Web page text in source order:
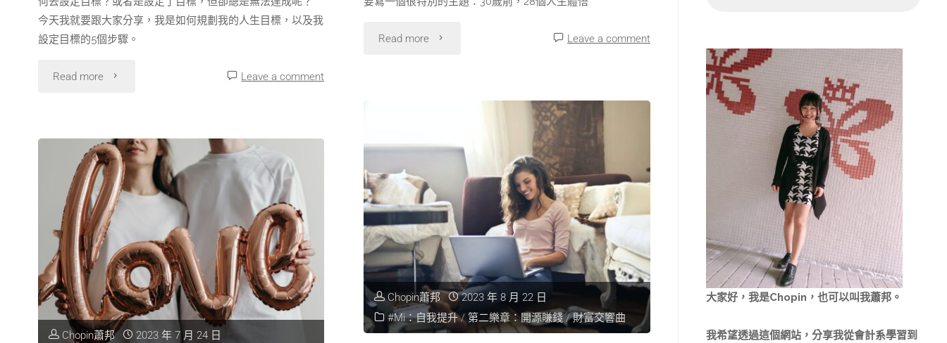
今天我就要跟大家分享，我是如何規劃我的人生目標，以及我
設定目標的5個步驟。
Read more Leave a comment
Read more Leave a comment
Chopin蕭邦
2023 年 8 月 22 日
#Mi：自我提升 / 第二樂章：開源賺錢 / 財富交響曲
Chopin蕭邦
2023 年 7 月 24 日
大家好，我是Chopin，也可以叫我蕭邦。
我希望透過這個網站，分享我從會計系學習到